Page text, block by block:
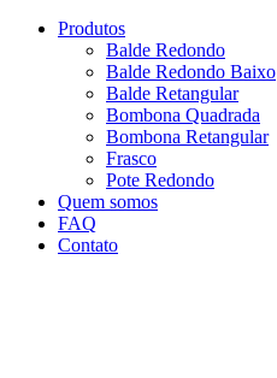
Produtos
Balde Redondo
Balde Redondo Baixo
Balde Retangular
Bombona Quadrada
Bombona Retangular
Frasco
Pote Redondo
Quem somos
FAQ
Contato